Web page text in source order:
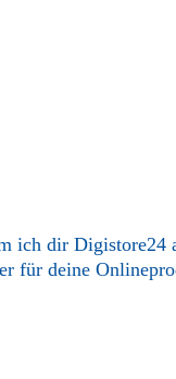
ich dir Digistore24
für deine